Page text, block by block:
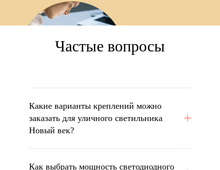
Частые вопросы
Какие варианты креплений можно
заказать для уличного светильника
Новый век?
Как выбрать мощность светодиодного